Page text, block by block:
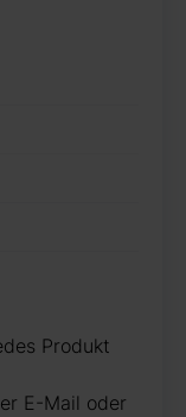
Produkt
E-Mail oder